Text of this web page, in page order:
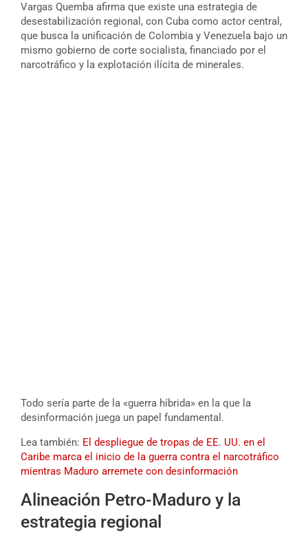
Vargas Quemba afirma que existe una estrategia de
desestabilización regional, con Cuba como actor central,
que busca la unificación de Colombia y Venezuela bajo un
mismo gobierno de corte socialista, financiado por el
narcotráfico y la explotación ilícita de minerales.
Todo sería parte de la «guerra híbrida» en la que la
desinformación juega un papel fundamental.
Lea también: El despliegue de tropas de EE. UU. en el
Caribe marca el inicio de la guerra contra el narcotráfico
mientras Maduro arremete con desinformación
Alineación Petro-Maduro y la
estrategia regional